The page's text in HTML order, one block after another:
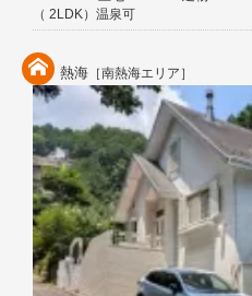
（ 2LDK）温泉可
熱海 ［南熱海エリア］